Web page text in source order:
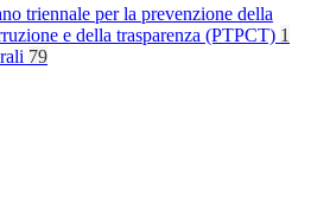
triennale per la prevenzione della
e della trasparenza (PTPCT) 1
79